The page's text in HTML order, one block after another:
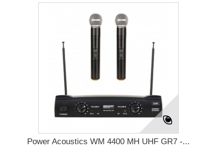
Power Acoustics WM 4400 MH UHF GR7 -...